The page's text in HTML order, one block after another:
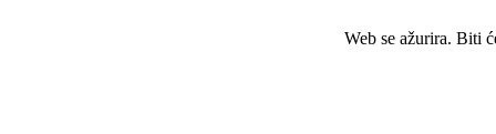
Web se ažurira. Biti